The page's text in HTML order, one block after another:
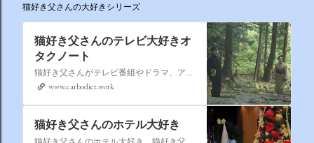
猫好き父さんの大好きシリーズ
猫好き父さんのテレビ大好きオ
タクノート
猫好き父さんがテレビ番組やドラマ、アニメ、特撮ヒーロー,そしてダイエットについて書いたブログです。
www.carbodiet.work
猫好き父さんのホテル大好き